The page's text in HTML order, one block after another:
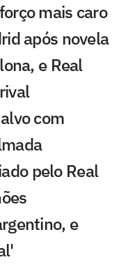
mais caro
após novela
e Real
com
pelo Real
e